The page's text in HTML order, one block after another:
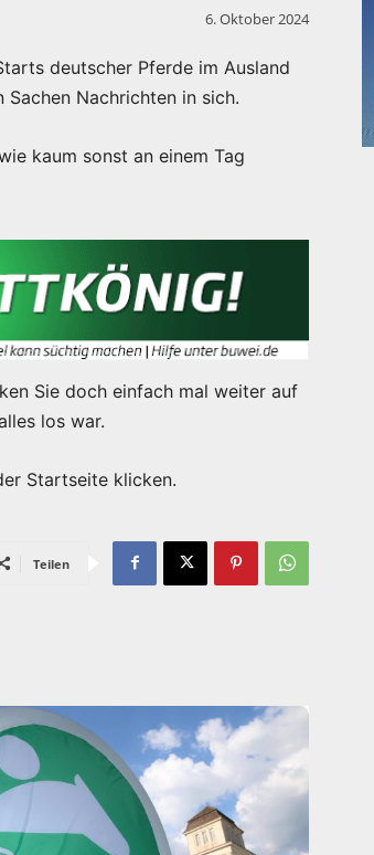
6. Oktober 2024
deutscher Pferde im Ausland
Nachrichten in sich.
kaum sonst an einem Tag
Sie doch einfach mal weiter auf
los war.
Startseite klicken.
Teilen